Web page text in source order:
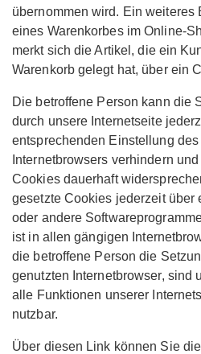
übernommen wird. Ein weiteres
eines Warenkorbes im Online-
merkt sich die Artikel, die ein
Warenkorb gelegt hat, über ein
Die betroffene Person kann die
durch unsere Internetseite
entsprechenden Einstellung des
Internetbrowsers verhindern
Cookies dauerhaft
gesetzte Cookies jederzeit über
oder andere
ist in allen gängigen
die betroffene Person die
genutzten Internetbrowser, sind
alle Funktionen unserer
nutzbar.
Über diesen Link können Sie